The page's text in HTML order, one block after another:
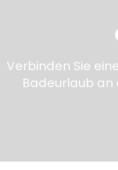
Verbinden Sie
Badeurlaub an